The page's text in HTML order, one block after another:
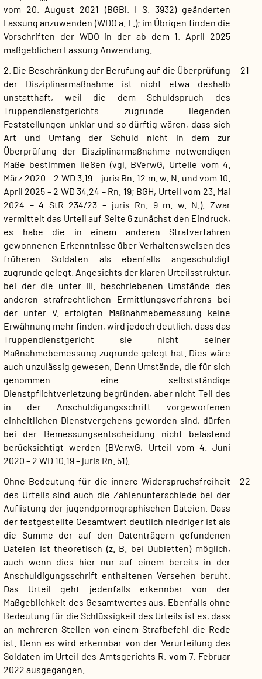
vom 20. August 2021 (BGBl. I S. 3932) geänderten
Fassung anzuwenden (WDO a. F.); im Übrigen finden die
Vorschriften der WDO in der ab dem 1. April 2025
maßgeblichen Fassung Anwendung.
21
2. Die Beschränkung der Berufung auf die Überprüfung
der Disziplinarmaßnahme ist nicht etwa deshalb
unstatthaft, weil die dem Schuldspruch des
Truppendienstgerichts zugrunde liegenden
Feststellungen unklar und so dürftig wären, dass sich
Art und Umfang der Schuld nicht in dem zur
Überprüfung der Disziplinarmaßnahme notwendigen
Maße bestimmen ließen (vgl. BVerwG, Urteile vom 4.
März 2020 – 2 WD 3.19 – juris Rn. 12 m. w. N. und vom 10.
April 2025 – 2 WD 34.24 – Rn. 19; BGH, Urteil vom 23. Mai
2024 – 4 StR 234/23 – juris Rn. 9 m. w. N.). Zwar
vermittelt das Urteil auf Seite 6 zunächst den Eindruck,
es habe die in einem anderen Strafverfahren
gewonnenen Erkenntnisse über Verhaltensweisen des
früheren Soldaten als ebenfalls angeschuldigt
zugrunde gelegt. Angesichts der klaren Urteilsstruktur,
bei der die unter III. beschriebenen Umstände des
anderen strafrechtlichen Ermittlungsverfahrens bei
der unter V. erfolgten Maßnahmebemessung keine
Erwähnung mehr finden, wird jedoch deutlich, dass das
Truppendienstgericht sie nicht seiner
Maßnahmebemessung zugrunde gelegt hat. Dies wäre
auch unzulässig gewesen. Denn Umstände, die für sich
genommen eine selbstständige
Dienstpflichtverletzung begründen, aber nicht Teil des
in der Anschuldigungsschrift vorgeworfenen
einheitlichen Dienstvergehens geworden sind, dürfen
bei der Bemessungsentscheidung nicht belastend
berücksichtigt werden (BVerwG, Urteil vom 4. Juni
2020 – 2 WD 10.19 – juris Rn. 51).
22
Ohne Bedeutung für die innere Widerspruchsfreiheit
des Urteils sind auch die Zahlenunterschiede bei der
Auflistung der jugendpornographischen Dateien. Dass
der festgestellte Gesamtwert deutlich niedriger ist als
die Summe der auf den Datenträgern gefundenen
Dateien ist theoretisch (z. B. bei Dubletten) möglich,
auch wenn dies hier nur auf einem bereits in der
Anschuldigungsschrift enthaltenen Versehen beruht.
Das Urteil geht jedenfalls erkennbar von der
Maßgeblichkeit des Gesamtwertes aus. Ebenfalls ohne
Bedeutung für die Schlüssigkeit des Urteils ist es, dass
an mehreren Stellen von einem Strafbefehl die Rede
ist. Denn es wird erkennbar von der Verurteilung des
Soldaten im Urteil des Amtsgerichts R. vom 7. Februar
2022 ausgegangen.